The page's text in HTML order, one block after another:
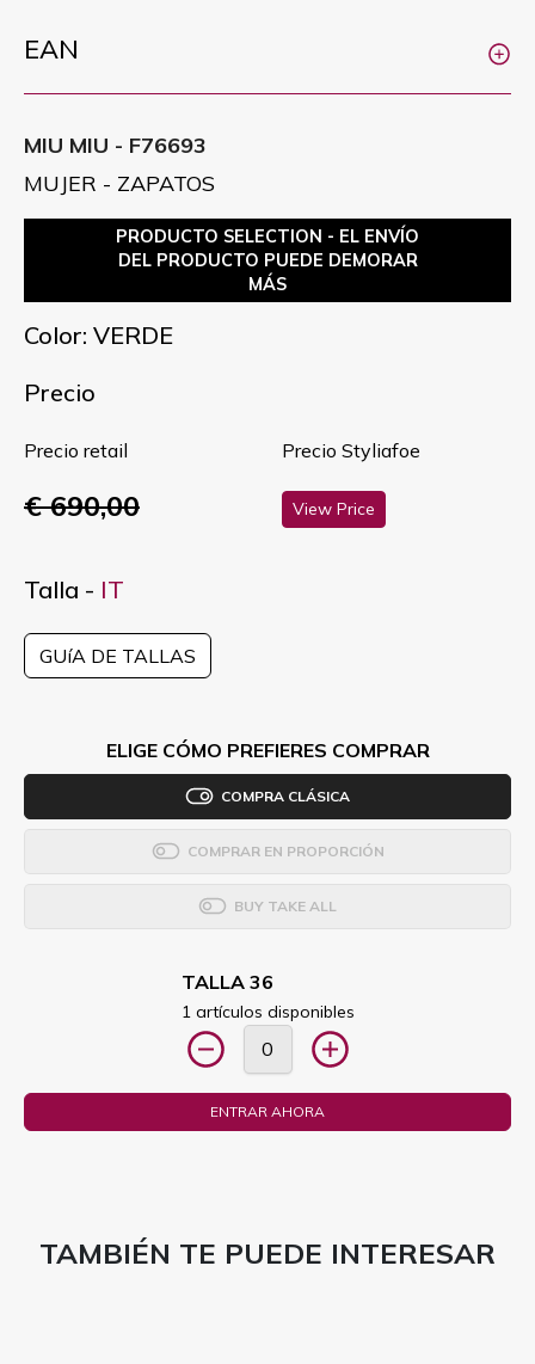
EAN
MIU MIU - F76693
MUJER - ZAPATOS
PRODUCTO SELECTION - EL ENVÍO
DEL PRODUCTO PUEDE DEMORAR
MÁS
Color: VERDE
Precio
Precio retail
€ 690,00
Precio Styliafoe
View Price
Talla - IT
GUíA DE TALLAS
ELIGE CÓMO PREFIERES COMPRAR
COMPRA CLÁSICA
COMPRAR EN PROPORCIÓN
BUY TAKE ALL
TALLA 36
1 artículos disponibles
ENTRAR AHORA
TAMBIÉN TE PUEDE INTERESAR